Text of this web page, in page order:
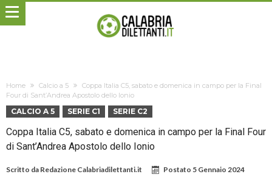
Home Calcio a 5
Coppa Italia C5, sabato e domenica in campo per la Final
Four di Sant’Andrea Apostolo dello Ionio
CALCIO A 5 SERIE C1 SERIE C2
Coppa Italia C5, sabato e domenica in campo per la Final Four
di Sant’Andrea Apostolo dello Ionio
Scritto da Redazione Calabriadilettanti.it Postato 5 Gennaio 2024